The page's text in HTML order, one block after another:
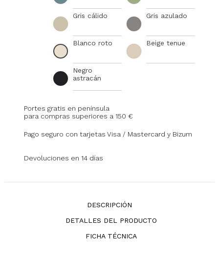
Gris cálido Gris azulado
Blanco roto Beige tenue
Negro
astracán
Portes gratis en península
para compras superiores a 150 €
Pago seguro con tarjetas Visa / Mastercard y Bizum
Devoluciones en 14 días
DESCRIPCIÓN
DETALLES DEL PRODUCTO
FICHA TÉCNICA